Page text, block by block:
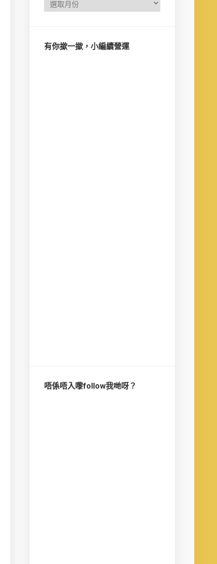
有你撳一撳，小編續營運
唔係唔入嚟follow我哋呀？